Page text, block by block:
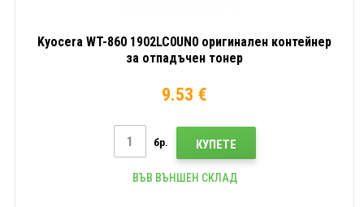
Kyocera WT-860 1902LC0UN0 оригинален контейнер
за отпадъчен тонер
9.53 €
бр. КУПЕТЕ
ВЪВ ВЪНШЕН СКЛАД